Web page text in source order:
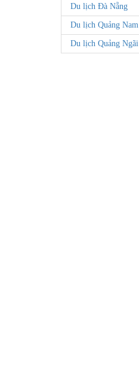
Du lịch Đà Nẵng
Du lịch Quảng Nam
Du lịch Quảng Ngãi